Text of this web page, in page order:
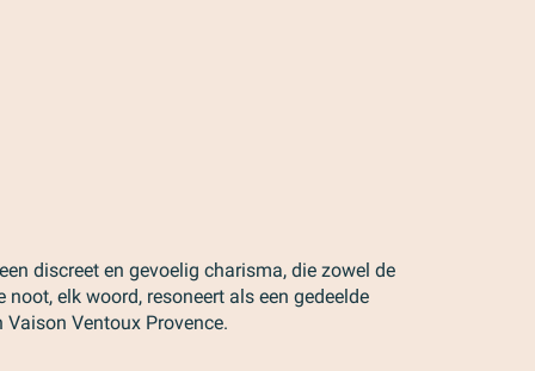
discreet en gevoelig charisma, die zowel de
noot, elk woord, resoneert als een gedeelde
Ventoux Provence.